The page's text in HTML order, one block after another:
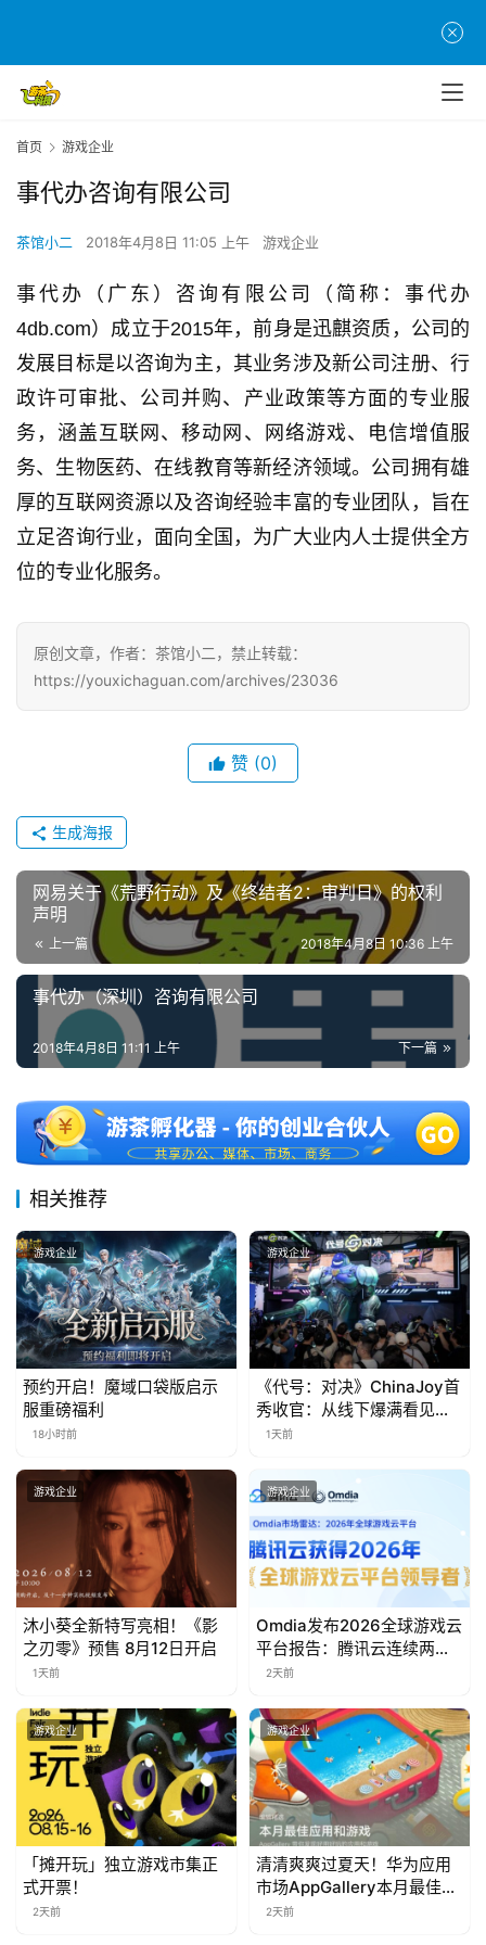
页
游
茶
原
创
游
戏
业
界
手
机
游
戏
单
机
游
戏
5
第
三
金
茶
7
月
3
0
日
茶
接
会
上
海
站
中
文
中
国
首页 游戏企业
事代办咨询有限公司
茶馆小二 2018年4月8日 11:05 上午 游戏企业
事代办（广东）咨询有限公司（简称：事代办
4db.com）成立于2015年，前身是迅麒资质， 公司的
发展目标是以咨询为主，其业务涉及新公司注册、行
政许可审批、公司并购、产业政策等方面的专业服
务，涵盖互联网、移动网、网络游戏、电信增值服
务、生物医药、在线教育等新经济领域。公司拥有雄
厚的互联网资源以及咨询经验丰富的专业团队，旨在
立足咨询行业，面向全国，为广大业内人士提供全方
位的专业化服务。
原创文章，作者：茶馆小二，禁止转载：
https://youxichaguan.com/archives/23036
赞 (0)
生成海报
网易关于《荒野行动》及《终结者2：审判日》的权利
声明
上一篇 2018年4月8日 10:36 上午
事代办（深圳）咨询有限公司
下一篇
2018年4月8日 11:11 上午
相关推荐
游戏企业
预约开启！魔域口袋版启示
服重磅福利
18小时前
游戏企业
《代号：对决》ChinaJoy首
秀收官：从线下爆满看见玩
家的真实期待
1天前
游戏企业
沐小葵全新特写亮相！《影
之刃零》预售 8月12日开启
1天前
游戏企业
Omdia发布2026全球游戏云
平台报告：腾讯云连续两年
入选“领导者”象限
2天前
游戏企业
「摊开玩」独立游戏市集正
式开票！
2天前
游戏企业
清清爽爽过夏天！华为应用
市场AppGallery本月最佳上
新，款款提升幸福感
2天前